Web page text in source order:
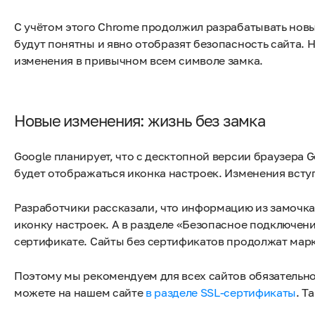
С учётом этого Chrome продолжил разрабатывать
будут понятны и явно отобразят безопасность сайта.
изменения в привычном всем символе замка.
Новые изменения: жизнь без замка
Google планирует, что с десктопной версии браузера
будет отображаться иконка настроек. Изменения
Разработчики рассказали, что информацию из
иконку настроек. А в разделе «Безопасное
сертификате. Сайты без сертификатов продолжат
Поэтому мы рекомендуем для всех сайтов
можете на нашем сайте в разделе SSL-сертификаты.